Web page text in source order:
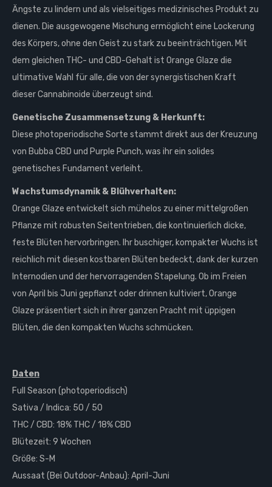
Ängste zu lindern und als vielseitiges medizinisches Produkt zu
dienen. Die ausgewogene Mischung ermöglicht eine Lockerung
des Körpers, ohne den Geist zu stark zu beeinträchtigen. Mit
dem gleichen THC- und CBD-Gehalt ist Orange Glaze die
ultimative Wahl für alle, die von der synergistischen Kraft
dieser Cannabinoide überzeugt sind.
Genetische Zusammensetzung & Herkunft:
Diese photoperiodische Sorte stammt direkt aus der Kreuzung
von Bubba CBD und Purple Punch, was ihr ein solides
genetisches Fundament verleiht.
Wachstumsdynamik & Blühverhalten:
Orange Glaze entwickelt sich mühelos zu einer mittelgroßen
Pflanze mit robusten Seitentrieben, die kontinuierlich dicke,
feste Blüten hervorbringen. Ihr buschiger, kompakter Wuchs ist
reichlich mit diesen kostbaren Blüten bedeckt, dank der kurzen
Internodien und der hervorragenden Stapelung. Ob im Freien
von April bis Juni gepflanzt oder drinnen kultiviert, Orange
Glaze präsentiert sich in ihrer ganzen Pracht mit üppigen
Blüten, die den kompakten Wuchs schmücken.
Daten
Full Season (photoperiodisch)
Sativa / Indica: 50 / 50
THC / CBD: 18% THC / 18% CBD
Blütezeit: 9 Wochen
Größe: S-M
Aussaat (Bei Outdoor-Anbau): April-Juni